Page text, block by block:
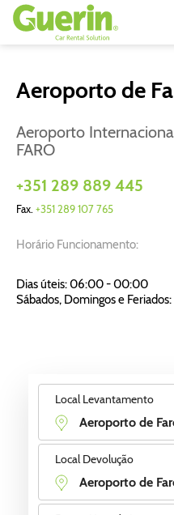
Aeroporto de
Aeroporto
FARO
+351 289 889 445
Fax. +351 289 107 765
Horário Funcionamento:
Dias úteis: 06:00 - 00:00
Sábados, Domingos e
Local Levantamento
Local Devolução